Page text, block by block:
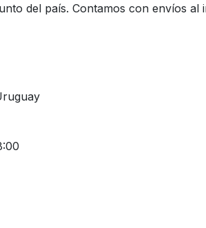
del país. Contamos con envíos al